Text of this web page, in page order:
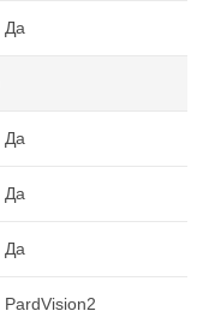
Да
Да
Да
Да
PardVision2